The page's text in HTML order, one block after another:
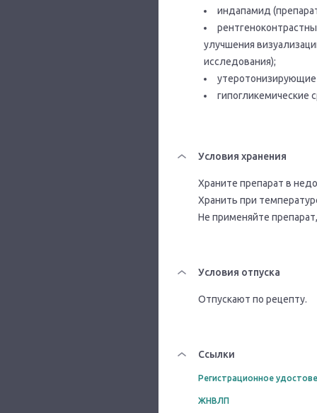
индапамид
улучшения
исследования);
гипогликемические
Условия хранения
Храните препарат в
Хранить при
Не применяйте
Условия отпуска
Отпускают по рецепту.
Ссылки
Регистрационное
ЖНВЛП